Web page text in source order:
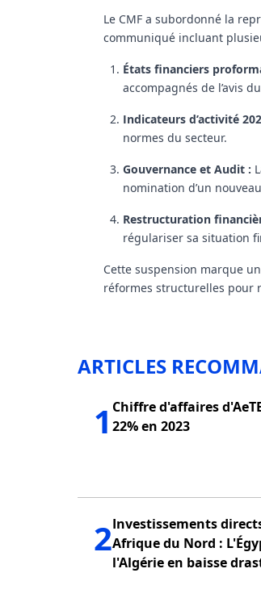
Le CMF a subordonné la
communiqué incluant
États financiers
accompagnés de l’avis
Indicateurs d’activité
normes du secteur.
Gouvernance et Audit :
nomination d’un
Restructuration
régulariser sa situation
Cette suspension marque
réformes structurelles pour
ARTICLES
1 Chiffre d'affaires
22% en 2023
2Investissements
Afrique du Nord :
l'Algérie en baisse